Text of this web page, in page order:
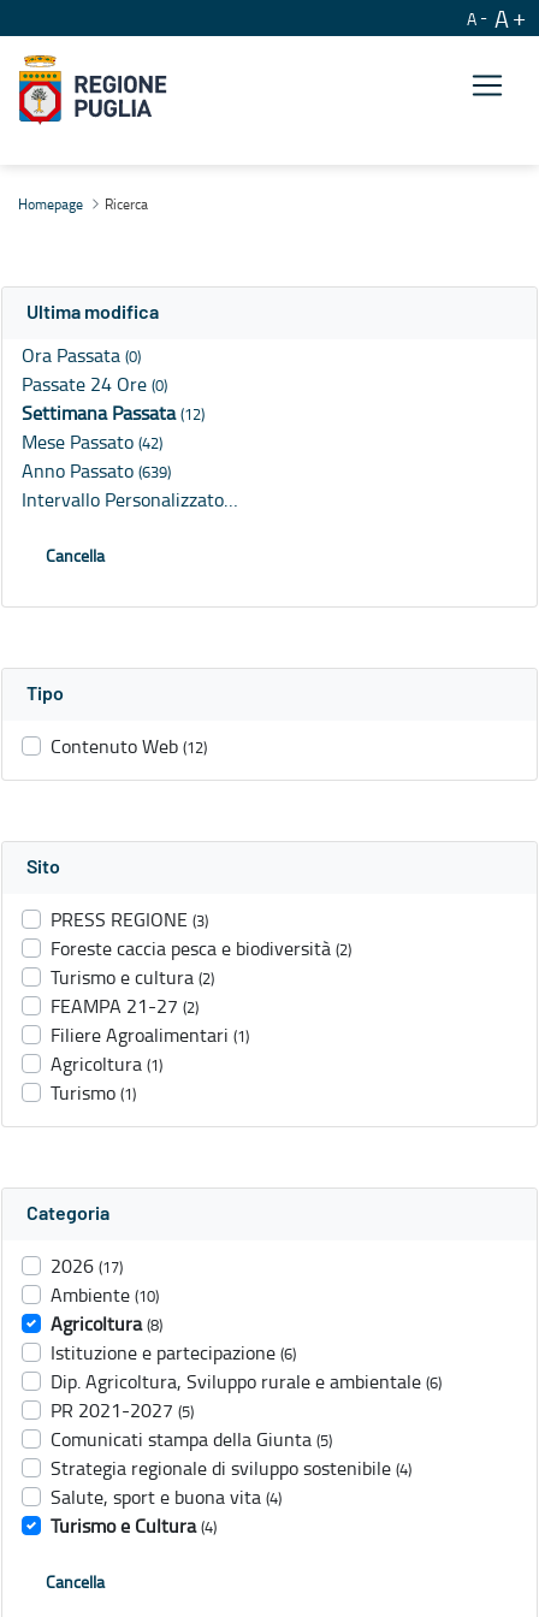
A A
Homepage Ricerca
Ultima modifica
Ora Passata (0)
Passate 24 Ore (0)
Settimana Passata(12)
Mese Passato (42)
Anno Passato (639)
Intervallo Personalizzato…
Cancella
Tipo
Contenuto Web (12)
Sito
PRESS REGIONE (3)
Foreste caccia pesca e biodiversità (2)
Turismo e cultura (2)
FEAMPA 21-27 (2)
Filiere Agroalimentari (1)
Agricoltura (1)
Turismo (1)
Categoria
2026 (17)
Ambiente (10)
Agricoltura (8)
Istituzione e partecipazione (6)
Dip. Agricoltura, Sviluppo rurale e ambientale (6)
PR 2021-2027 (5)
Comunicati stampa della Giunta (5)
Strategia regionale di sviluppo sostenibile (4)
Salute, sport e buona vita (4)
Turismo e Cultura (4)
Cancella